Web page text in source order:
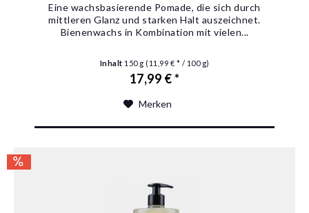
Eine wachsbasierende Pomade, die sich durch
mittleren Glanz und starken Halt auszeichnet.
Bienenwachs in Kombination mit vielen...
Inhalt 150 g (11,99 € * / 100 g)
17,99 € *
Merken